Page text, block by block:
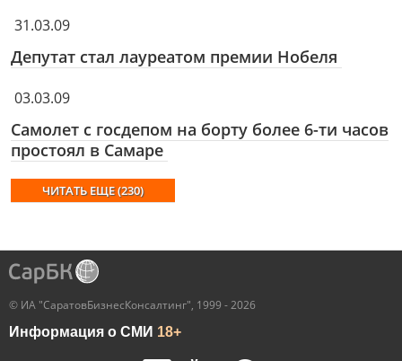
31.03.09
Депутат стал лауреатом премии Нобеля
03.03.09
Самолет с госдепом на борту более 6-ти часов
простоял в Самаре
ЧИТАТЬ ЕЩЕ (230)
© ИА "СаратовБизнесКонсалтинг", 1999 - 2026
Информация о СМИ 18+